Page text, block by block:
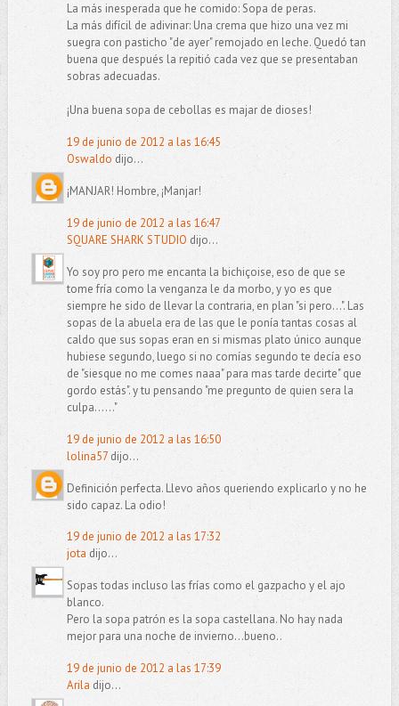
La más inesperada que he comido: Sopa de peras.
La más difícil de adivinar: Una crema que hizo una vez mi
suegra con pasticho "de ayer" remojado en leche. Quedó tan
buena que después la repitió cada vez que se presentaban
sobras adecuadas.
¡Una buena sopa de cebollas es majar de dioses!
19 de junio de 2012 a las 16:45
Oswaldo dijo...
¡MANJAR! Hombre, ¡Manjar!
19 de junio de 2012 a las 16:47
SQUARE SHARK STUDIO dijo...
Yo soy pro pero me encanta la bichiçoise, eso de que se
tome fría como la venganza le da morbo, y yo es que
siempre he sido de llevar la contraria, en plan "si pero...". Las
sopas de la abuela era de las que le ponía tantas cosas al
caldo que sus sopas eran en si mismas plato único aunque
hubiese segundo, luego si no comías segundo te decía eso
de "siesque no me comes naaa" para mas tarde decirte" que
gordo estás". y tu pensando "me pregunto de quien sera la
culpa......"
19 de junio de 2012 a las 16:50
lolina57dijo...
Definición perfecta. Llevo años queriendo explicarlo y no he
sido capaz. La odio!
19 de junio de 2012 a las 17:32
jota dijo...
Sopas todas incluso las frías como el gazpacho y el ajo
blanco.
Pero la sopa patrón es la sopa castellana. No hay nada
mejor para una noche de invierno...bueno..
19 de junio de 2012 a las 17:39
Arila dijo...